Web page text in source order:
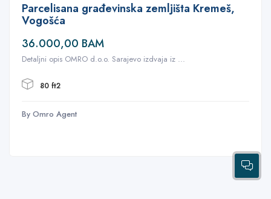
Parcelisana građevinska zemljišta Kremeš,
Vogošća
36.000,00 BAM
Detaljni opis OMRO d.o.o. Sarajevo izdvaja iz ...
80 ft2
By Omro Agent